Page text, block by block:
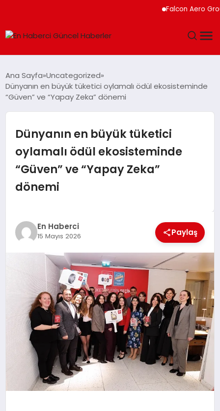
Falcon Aero Group,
SPOR
TEKNOLOJI
MAGAZIN
EKONOMI
SIYASET
Ana Sayfa Uncategorized
Dünyanın en büyük tüketici oylamalı ödül ekosisteminde
“Güven” ve “Yapay Zeka” dönemi
Dünyanın en büyük tüketici
oylamalı ödül ekosisteminde
“Güven” ve “Yapay Zeka”
dönemi
En Haberci
15 Mayıs 2026 Paylaş